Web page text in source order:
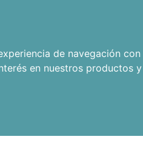
de navegación
en nuestros productos